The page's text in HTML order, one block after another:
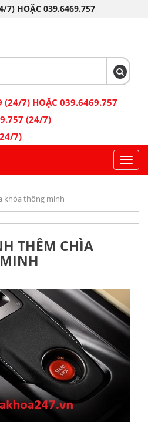
7) HOẶC 039.6469.757
(24/7) HOẶC 039.6469.757
(24/7)
7)
khóa thông minh
THÊM CHÌA